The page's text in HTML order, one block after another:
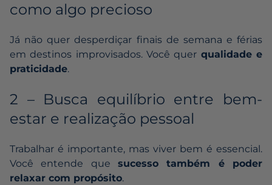
como algo precioso
Já não quer desperdiçar finais de semana e férias
em destinos improvisados. Você quer qualidade e
praticidade.
2 – Busca equilíbrio entre bem-
estar e realização pessoal
Trabalhar é importante, mas viver bem é essencial.
Você entende que sucesso também é poder
relaxar com propósito.